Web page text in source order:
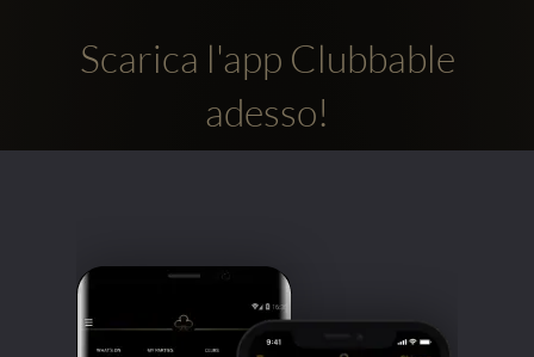
Social
network:
Scarica l'app Clubbable
adesso!